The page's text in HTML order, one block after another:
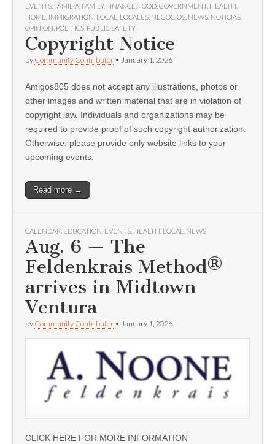
EVENTS FAMILIA FAMILY, FINANCE FOOD GOVERNMENT, HEALTH
HOME IMMIGRATION LOCAL LOCALES NEGOCIOS NEWS NOTICIAS
OPINION POLITICS PUBLIC SAFETY
Copyright Notice
by Community Contributor • January 1, 2026
Amigos805 does not accept any illustrations, photos or
other images and written material that are in violation of
copyright law. Individuals and organizations may be
required to provide proof of such copyright authorization.
Otherwise, please provide only website links to your
upcoming events.
Read more →
CALENDAR EDUCATION EVENTS HEALTH LOCAL NEWS
Aug. 6 — The
Feldenkrais Method®
arrives in Midtown
Ventura
by Community Contributor • January 1, 2026
CLICK HERE FOR MORE INFORMATION